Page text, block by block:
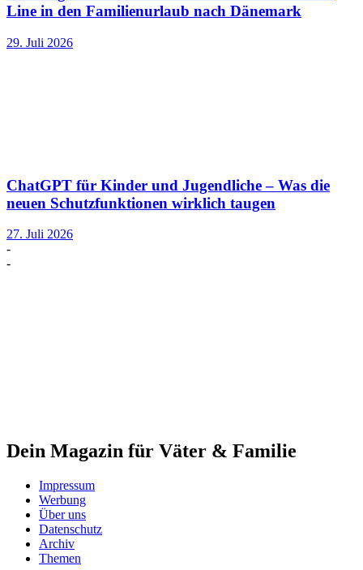
Line in den Familienurlaub nach Dänemark
29. Juli 2026
ChatGPT für Kinder und Jugendliche – Was die
neuen Schutzfunktionen wirklich taugen
27. Juli 2026
-
-
Dein Magazin für Väter & Familie
Impressum
Werbung
Über uns
Datenschutz
Archiv
Themen